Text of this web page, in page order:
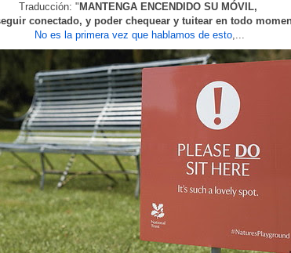
Traducción: " MANTENGA ENCENDIDO SU MÓVIL,
conectado, y poder chequear y tuitear en todo
No es la primera vez que hablamos de esto